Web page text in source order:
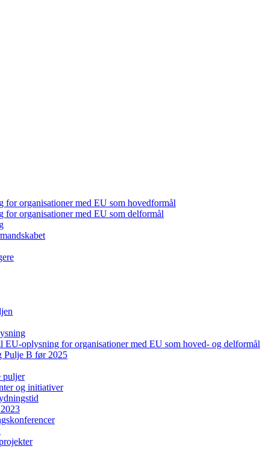
for organisationer med EU som hovedformål
for organisationer med EU som delformål
EU-oplysning for organisationer med EU som hoved- og delformål
Pulje B før 2025
puljer
og initiativer